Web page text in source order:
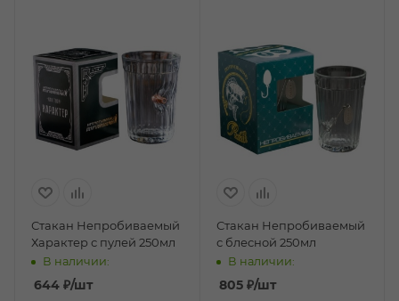
Стакан Непробиваемый
Характер с пулей 250мл
В наличии:
644 ₽/шт
Стакан Непробиваемый
с блесной 250мл
В наличии:
805₽/шт